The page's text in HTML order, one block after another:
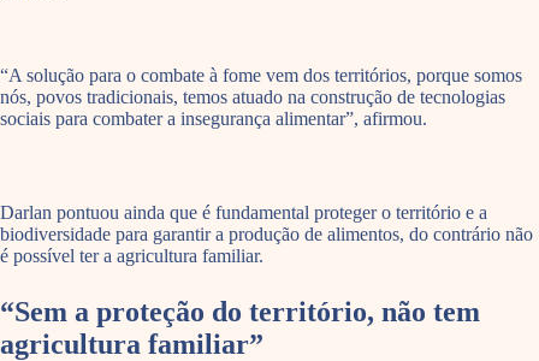
“A solução para o combate à fome vem dos territórios, porque somos
nós, povos tradicionais, temos atuado na construção de tecnologias
sociais para combater a insegurança alimentar”, afirmou.
Darlan pontuou ainda que é fundamental proteger o território e a
biodiversidade para garantir a produção de alimentos, do contrário não
é possível ter a agricultura familiar.
“Sem a proteção do território, não tem
agricultura familiar”